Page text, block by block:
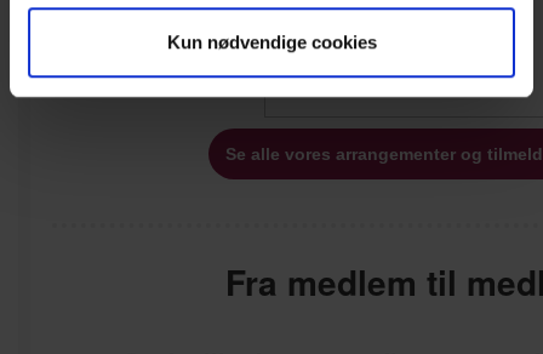
Kun nødvendige cookies
Se alle vores arrangementer og
Fra medlem til